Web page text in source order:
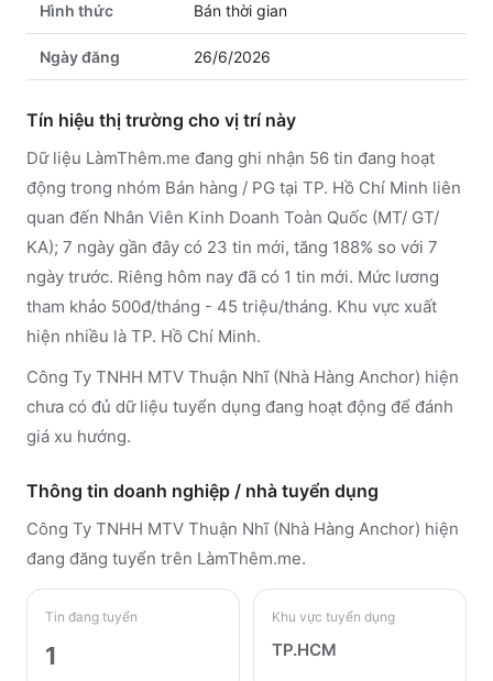
Hình thức Bán thời gian
Ngày đăng 26/6/2026
Tín hiệu thị trường cho vị trí này
Dữ liệu LàmThêm.me đang ghi nhận 56 tin đang hoạt
động trong nhóm Bán hàng / PG tại TP. Hồ Chí Minh liên
quan đến Nhân Viên Kinh Doanh Toàn Quốc (MT/ GT/
KA); 7 ngày gần đây có 23 tin mới, tăng 188% so với 7
ngày trước. Riêng hôm nay đã có 1 tin mới. Mức lương
tham khảo 500đ/tháng - 45 triệu/tháng. Khu vực xuất
hiện nhiều là TP. Hồ Chí Minh.
Công Ty TNHH MTV Thuận Nhĩ (Nhà Hàng Anchor) hiện
chưa có đủ dữ liệu tuyển dụng đang hoạt động để đánh
giá xu hướng.
Thông tin doanh nghiệp / nhà tuyển dụng
Công Ty TNHH MTV Thuận Nhĩ (Nhà Hàng Anchor) hiện
đang đăng tuyển trên LàmThêm.me.
Tin đang tuyển
1
Khu vực tuyển dụng
TP.HCM